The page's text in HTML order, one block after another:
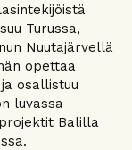
Turussa,
Nuutajärvellä
opettaa
osallistuu
luvassa
Balilla